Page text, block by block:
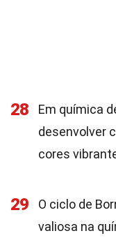
28
Em química
desenvolver
cores
29
O ciclo de
valiosa na